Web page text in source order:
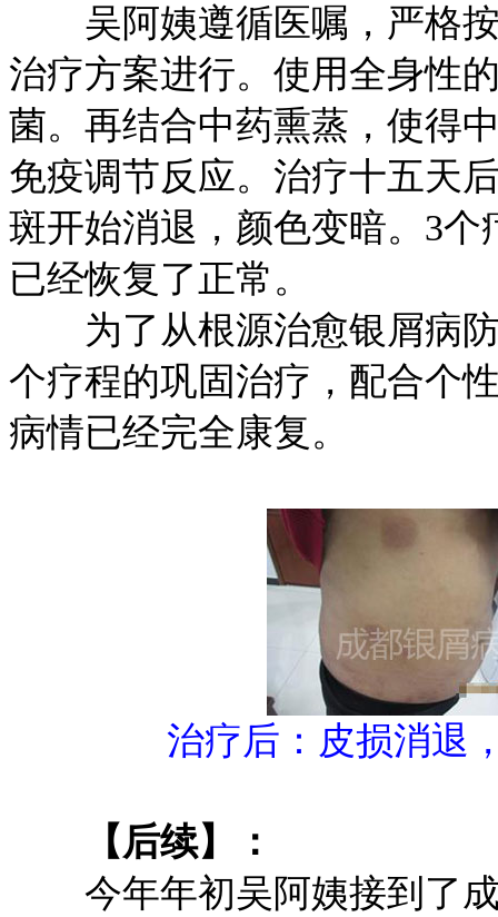
吴阿姨遵循医嘱，严格按
治疗方案进行。使用全身性
菌。再结合中药熏蒸，使得
免疫调节反应。治疗十五天
斑开始消退，颜色变暗。3
已经恢复了正常。
为了从根源治愈银屑病防
个疗程的巩固治疗，配合个
病情已经完全康复。
治疗后：皮损消退
【后续】：
今年年初吴阿姨接到了成